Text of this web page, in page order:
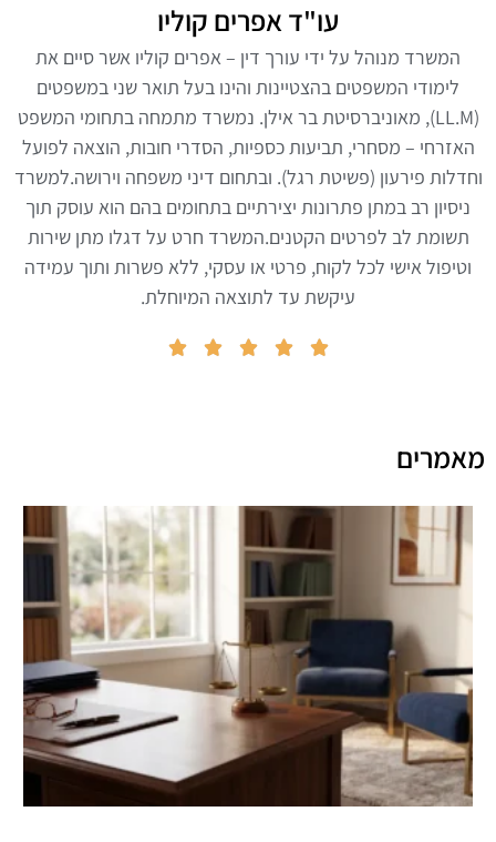
עו"ד אפרים קוליו
המשרד מנוהל על ידי עורך דין – אפרים קוליו אשר סיים את
לימודי המשפטים בהצטיינות והינו בעל תואר שני במשפטים
(LL.M), מאוניברסיטת בר אילן. נמשרד מתמחה בתחומי המשפט
האזרחי – מסחרי, תביעות כספיות, הסדרי חובות, הוצאה לפועל
וחדלות פירעון (פשיטת רגל). ובתחום דיני משפחה וירושה.למשרד
ניסיון רב במתן פתרונות יצירתיים בתחומים בהם הוא עוסק תוך
תשומת לב לפרטים הקטנים.המשרד חרט על דגלו מתן שירות
וטיפול אישי לכל לקוח, פרטי או עסקי, ללא פשרות ותוך עמידה
עיקשת עד לתוצאה המיוחלת.





מאמרים